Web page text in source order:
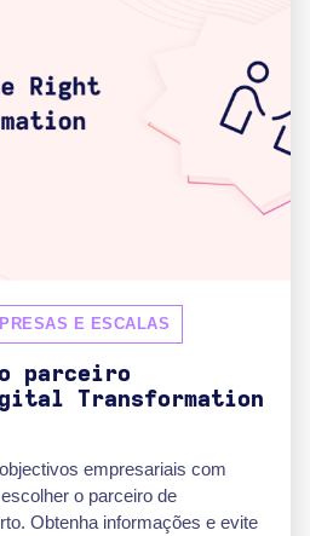
E ESCALAS
parceiro
Transformation
empresariais com
o parceiro de
Obtenha informações e evite